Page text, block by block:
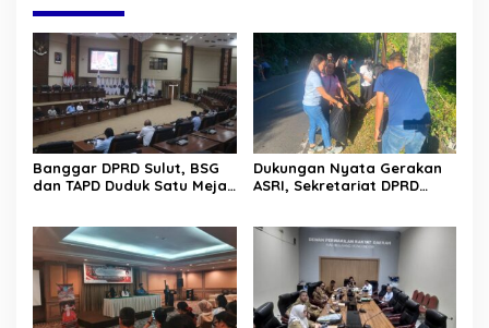
Banggar DPRD Sulut, BSG
dan TAPD Duduk Satu Meja.
Dukungan Nyata Gerakan
ASRI, Sekretariat DPRD